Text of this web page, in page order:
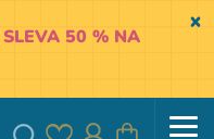
SLEVA 50 % NA